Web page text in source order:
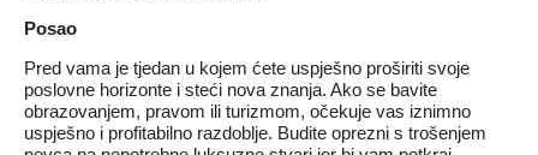
Posao
Pred vama je tjedan u kojem ćete uspješno proširiti svoje
poslovne horizonte i steći nova znanja. Ako se bavite
obrazovanjem, pravom ili turizmom, očekuje vas iznimno
uspješno i profitabilno razdoblje. Budite oprezni s trošenjem